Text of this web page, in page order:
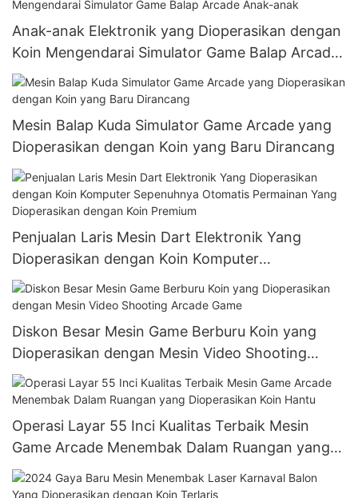
Anak-anak Elektronik yang Dioperasikan dengan
Koin Mengendarai Simulator Game Balap Arcade
Anak-anak
Mesin Balap Kuda Simulator Game Arcade yang
Dioperasikan dengan Koin yang Baru Dirancang
Penjualan Laris Mesin Dart Elektronik Yang
Dioperasikan dengan Koin Komputer
Sepenuhnya Otomatis Permainan Yang
Dioperasikan dengan Koin Premium
Diskon Besar Mesin Game Berburu Koin yang
Dioperasikan dengan Mesin Video Shooting
Arcade Game
Operasi Layar 55 Inci Kualitas Terbaik Mesin
Game Arcade Menembak Dalam Ruangan yang
Dioperasikan Koin Hantu